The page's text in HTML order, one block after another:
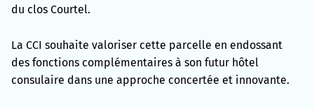
du clos Courtel.
La CCI souhaite valoriser cette parcelle en endossant
des fonctions complémentaires à son futur hôtel
consulaire dans une approche concertée et innovante.